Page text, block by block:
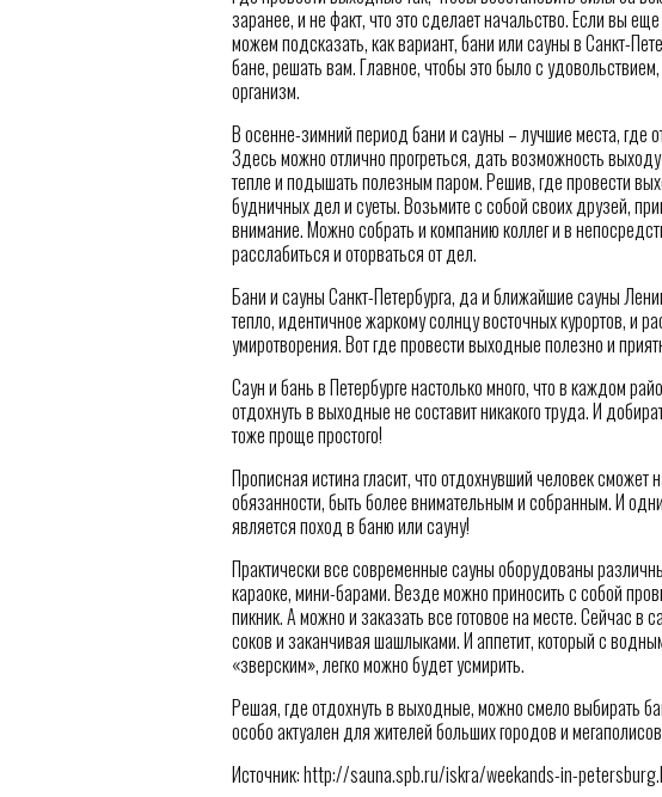
заранее, и не факт, что это сделает начальство. Если вы
можем подсказать, как вариант, бани или сауны в Санкт-
бане, решать вам. Главное, чтобы это было с
организм.
В осенне-зимний период бани и сауны – лучшие места,
Здесь можно отлично прогреться, дать возможность
тепле и подышать полезным паром. Решив, где провести
будничных дел и суеты. Возьмите с собой своих друзей,
внимание. Можно собрать и компанию коллег и в
расслабиться и оторваться от дел.
Бани и сауны Санкт-Петербурга, да и ближайшие сауны
тепло, идентичное жаркому солнцу восточных курортов, и
умиротворения. Вот где провести выходные полезно и
Саун и бань в Петербурге настолько много, что в каждом
отдохнуть в выходные не составит никакого труда. И
тоже проще простого!
Прописная истина гласит, что отдохнувший человек сможет
обязанности, быть более внимательным и собранным. И
является поход в баню или сауну!
Практически все современные сауны оборудованы
караоке, мини-барами. Везде можно приносить с собой
пикник. А можно и заказать все готовое на месте. Сейчас в
соков и заканчивая шашлыками. И аппетит, который с
«зверским», легко можно будет усмирить.
Решая, где отдохнуть в выходные, можно смело выбирать
особо актуален для жителей больших городов и
Источник: http://sauna.spb.ru/iskra/weekands-in-